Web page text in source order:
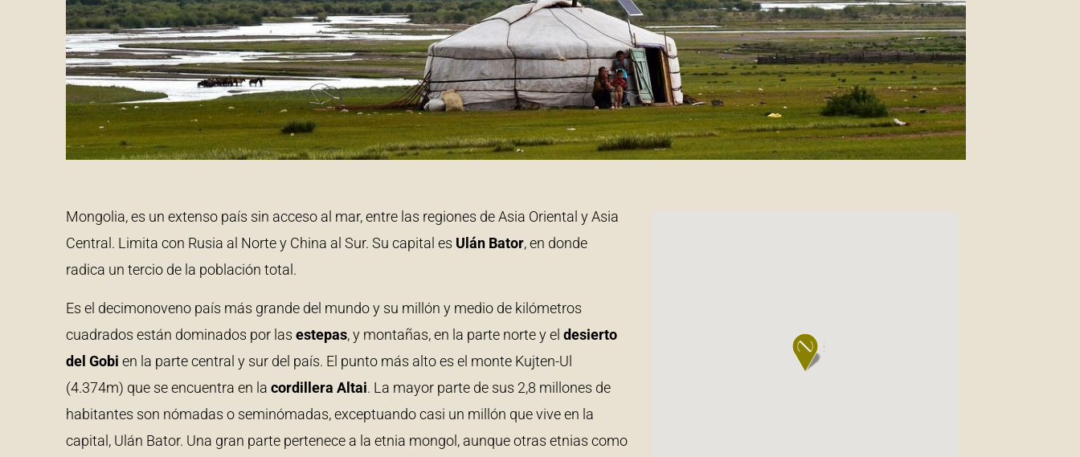
Mongolia, es un extenso país sin acceso al mar, entre las regiones de Asia Oriental y Asia
Central. Limita con Rusia al Norte y China al Sur. Su capital es Ulán Bator, en donde
radica un tercio de la población total.
Es el decimonoveno país más grande del mundo y su millón y medio de kilómetros
cuadrados están dominados por las estepas, y montañas, en la parte norte y el desierto
del Gobi en la parte central y sur del país. El punto más alto es el monte Kujten-Ul
(4.374m) que se encuentra en la cordillera Altai. La mayor parte de sus 2,8 millones de
habitantes son nómadas o seminómadas, exceptuando casi un millón que vive en la
capital, Ulán Bator. Una gran parte pertenece a la etnia mongol, aunque otras etnias como